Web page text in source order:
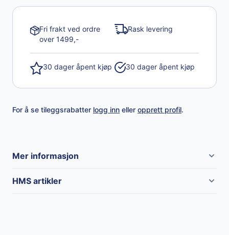
Fri frakt ved ordre
over 1499,-
Rask levering
30 dager åpent kjøp 30 dager åpent kjøp
For å se tileggsrabatter logg inn eller opprett profil.
Mer informasjon
Merke
HMS artikler